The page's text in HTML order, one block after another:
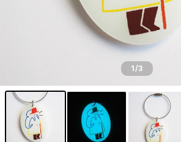
1/3